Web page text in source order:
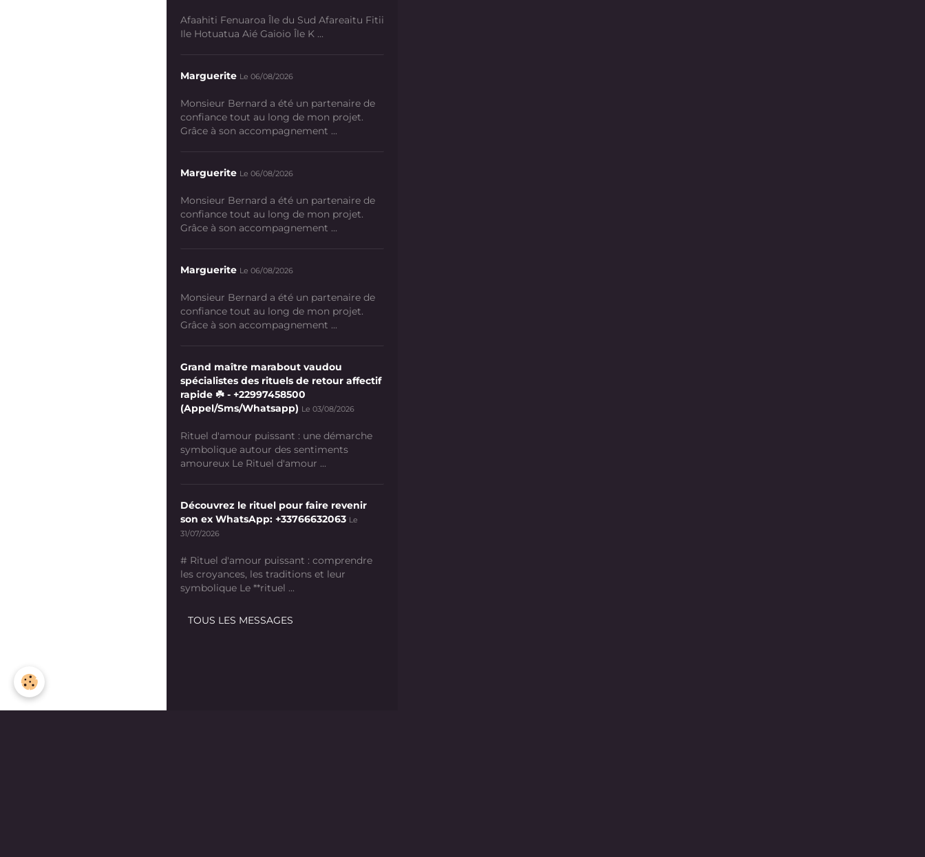
Afaahiti Fenuaroa Île du Sud Afareaitu Fitii
Ile Hotuatua Aié Gaioio Île K ...
Marguerite Le 06/08/2026
Monsieur Bernard a été un partenaire de
confiance tout au long de mon projet.
Grâce à son accompagnement ...
Marguerite Le 06/08/2026
Monsieur Bernard a été un partenaire de
confiance tout au long de mon projet.
Grâce à son accompagnement ...
Marguerite Le 06/08/2026
Monsieur Bernard a été un partenaire de
confiance tout au long de mon projet.
Grâce à son accompagnement ...
Grand maître marabout vaudou
spécialistes des rituels de retour affectif
rapide ☘️ - +22997458500
(Appel/Sms/Whatsapp) Le 03/08/2026
Rituel d'amour puissant : une démarche
symbolique autour des sentiments
amoureux Le Rituel d'amour ...
Découvrez le rituel pour faire revenir
son ex WhatsApp: +33766632063 Le
31/07/2026
# Rituel d'amour puissant : comprendre
les croyances, les traditions et leur
symbolique Le **rituel ...
TOUS LES MESSAGES